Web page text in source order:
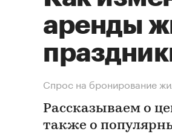
аренды
Спрос на бронирование
Рассказываем о
также о